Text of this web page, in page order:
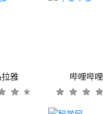
雅 哔哩哔哩